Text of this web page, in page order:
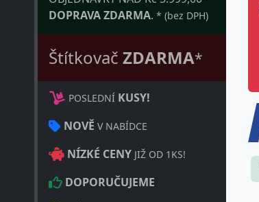
DOPRAVA ZDARMA. * (bez DPH)
Štítkovač ZDARMA*
POSLEDNÍ KUSY!
NOVĚ V NABÍDCE
NÍZKÉ CENY JIŽ OD 1KS!
DOPORUČUJEME